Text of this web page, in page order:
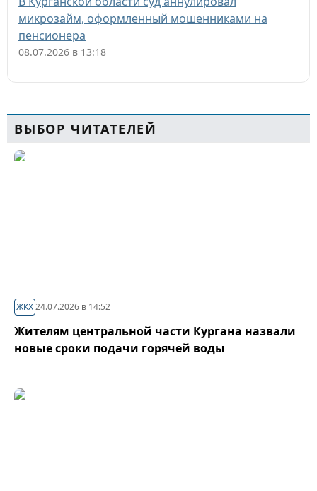
микрозайм, оформленный мошенниками на
пенсионера
08.07.2026 в 13:18
ВЫБОР ЧИТАТЕЛЕЙ
ЖКХ24.07.2026 в 14:52
Жителям центральной части Кургана назвали
новые сроки подачи горячей воды